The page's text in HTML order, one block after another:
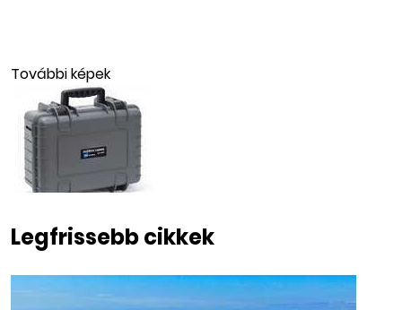
További képek
Legfrissebb cikkek